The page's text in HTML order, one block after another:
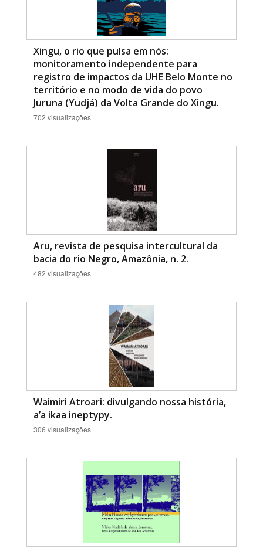
Xingu, o rio que pulsa em nós:
monitoramento independente para
registro de impactos da UHE Belo Monte no
território e no modo de vida do povo
Juruna (Yudjá) da Volta Grande do Xingu.
702 visualizações
Aru, revista de pesquisa intercultural da
bacia do rio Negro, Amazônia, n. 2.
482 visualizações
Waimiri Atroari: divulgando nossa história,
a’a ikaa ineptypy.
306 visualizações